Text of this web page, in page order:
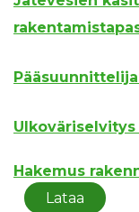
Hakemus
Lataa